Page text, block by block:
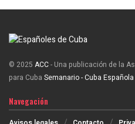
© 2025 ACC- Una publicación de la
para Cuba Semanario - Cuba Española
Navegación